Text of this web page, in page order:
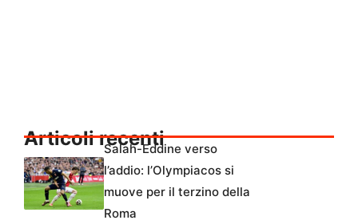
Articoli recenti
Salah-Eddine verso
l’addio: l’Olympiacos si
muove per il terzino della
Roma